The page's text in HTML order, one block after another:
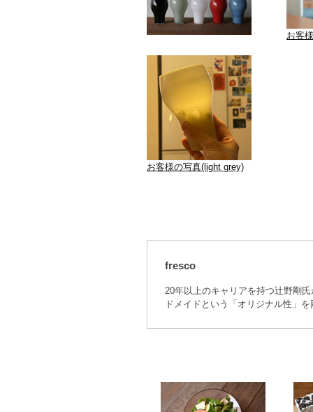
お客
お客様の写真(light grey)
fresco
20年以上のキャリアを持つ辻野剛
ドメイドという「オリジナル性」